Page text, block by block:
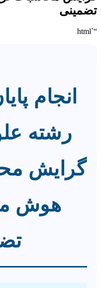
تضمینی
“`html
انجام
رشته
گرایش
هوش